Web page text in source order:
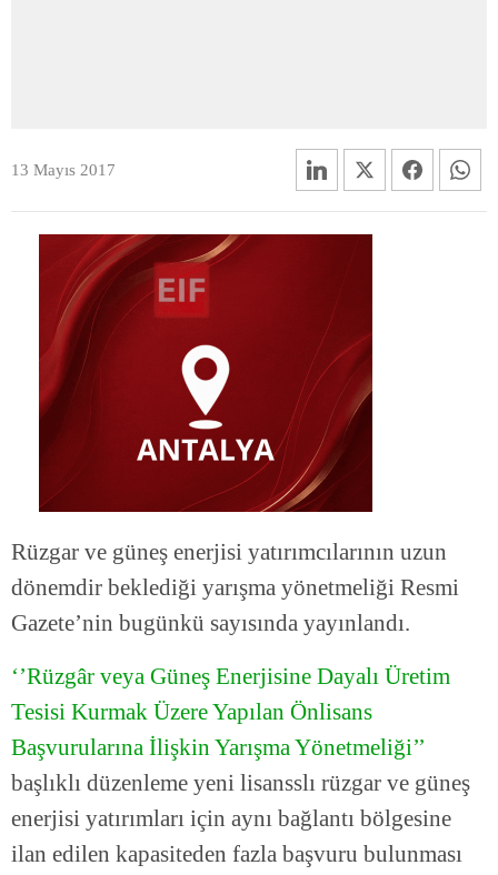
13 Mayıs 2017
Rüzgar ve güneş enerjisi yatırımcılarının uzun
dönemdir beklediği yarışma yönetmeliği Resmi
Gazete’nin bugünkü sayısında yayınlandı.
‘’Rüzgâr veya Güneş Enerjisine Dayalı Üretim
Tesisi Kurmak Üzere Yapılan Önlisans
Başvurularına İlişkin Yarışma Yönetmeliği’’
başlıklı düzenleme yeni lisansslı rüzgar ve güneş
enerjisi yatırımları için aynı bağlantı bölgesine
ilan edilen kapasiteden fazla başvuru bulunması